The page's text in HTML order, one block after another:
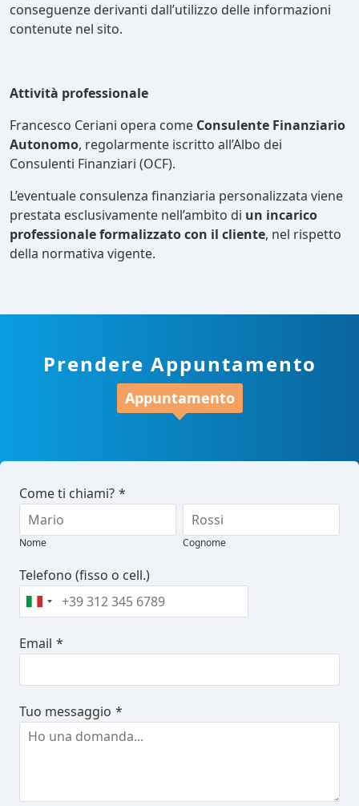
conseguenze derivanti dall’utilizzo delle informazioni
contenute nel sito.
Attività professionale
Francesco Ceriani opera come Consulente Finanziario
Autonomo, regolarmente iscritto all’Albo dei
Consulenti Finanziari (OCF).
L’eventuale consulenza finanziaria personalizzata viene
prestata esclusivamente nell’ambito di un incarico
professionale formalizzato con il cliente, nel rispetto
della normativa vigente.
Prendere Appuntamento
Appuntamento
Come ti chiami? *
Nome Cognome
Telefono (fisso o cell.)
Email *
Tuo messaggio *